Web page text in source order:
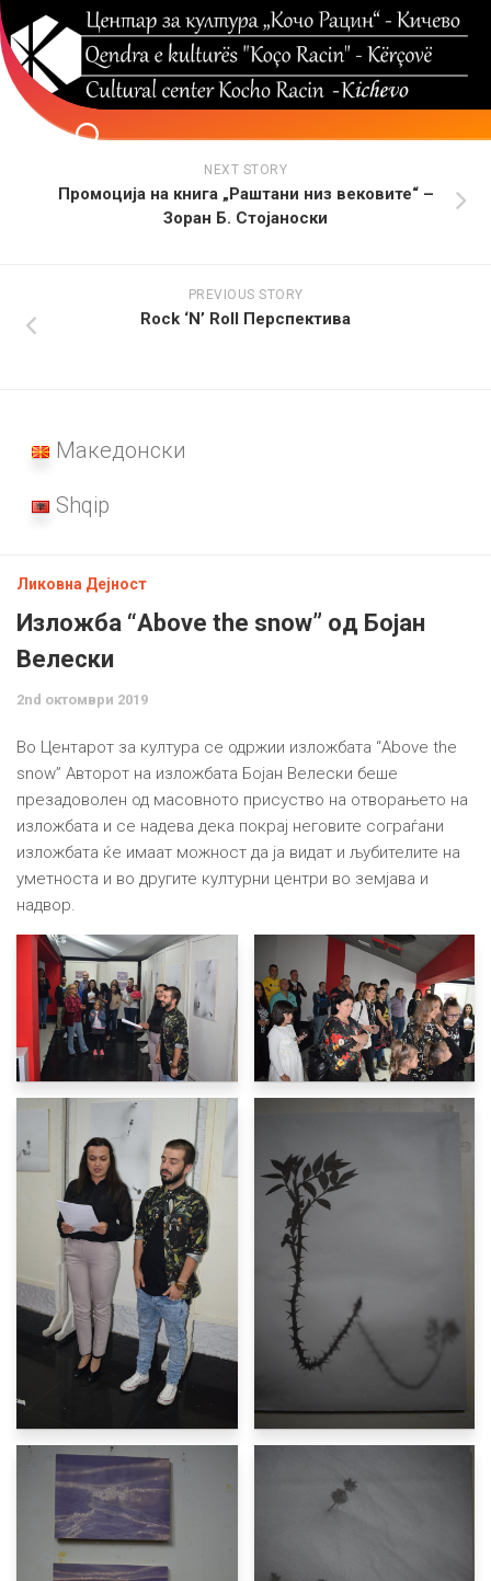
Skip
to
content
NEXT STORY
Промоција на книга „Раштани низ вековите“ –
Зоран Б. Стојаноски
PREVIOUS STORY
Rock ‘N’ Roll Перспектива
Македонски
Shqip
Ликовна Дејност
Изложба “Above the snow” oд Бојан
Велески
2nd октомври 2019
Во Центарот за култура се одржии изложбата “Above the
snow” Авторот на изложбата Бојан Велески беше
презадоволен од масовното присуство на отворањето на
изложбата и се надева дека покрај неговите сограѓани
изложбата ќе имаат можност да ја видат и љубителите на
уметноста и во другите културни центри во земјава и
надвор.